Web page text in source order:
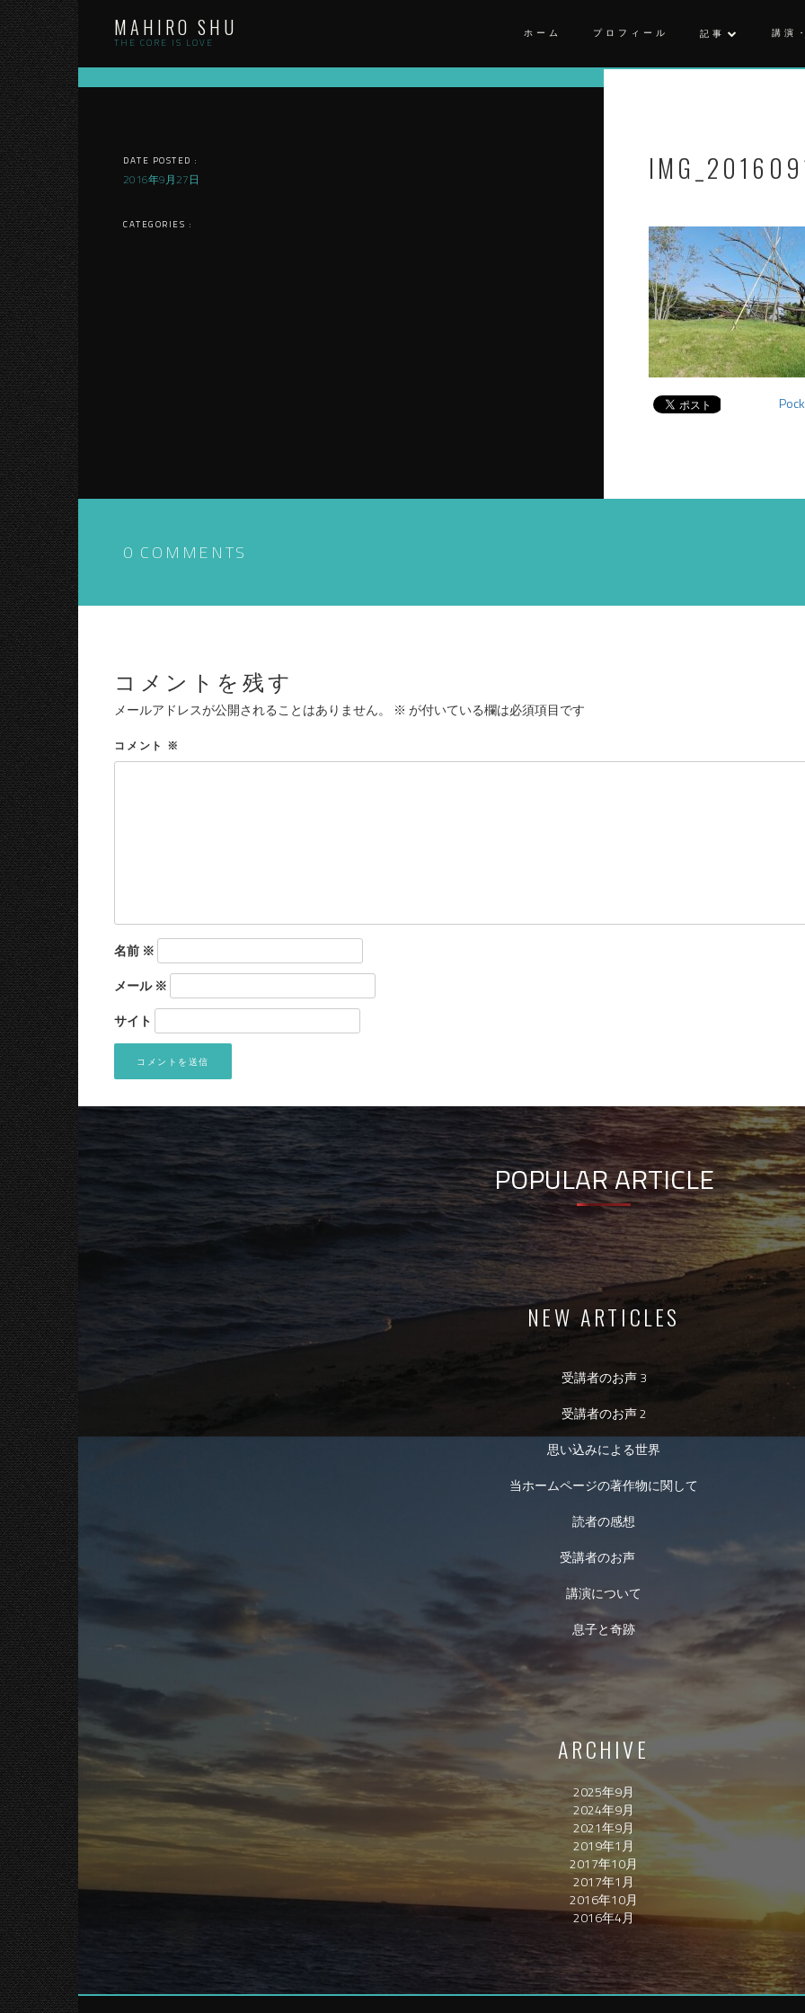
Skip
to
content
MAHIRO SHU
THE CORE IS LOVE
ホーム プロフィール 記事 講演
DATE POSTED :
2016年9月27日
CATEGORIES :
0 COMMENTS
コメントを残す
メールアドレスが公開されることはありません。 ※ が付いている欄は必須項目です
コメント ※
名前 ※
メール※
サイト
POPULAR ARTICLE
NEW ARTICLES
受講者のお声 3
受講者のお声 2
思い込みによる世界
当ホームページの著作物に関して
読者の感想
受講者のお声
講演について
息子と奇跡
ARCHIVE
2025年9月
2024年9月
2021年9月
2019年1月
2017年10月
2017年1月
2016年10月
2016年4月